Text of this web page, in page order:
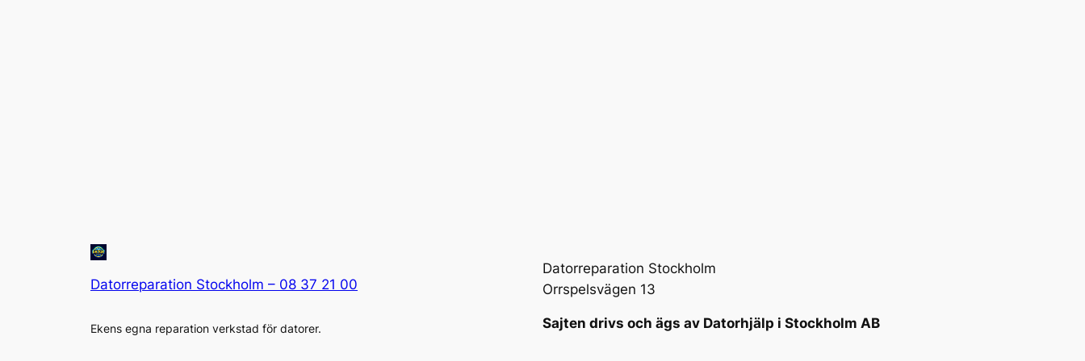
Datorreparation Stockholm – 08 37 21 00
Ekens egna reparation verkstad för datorer.
Datorreparation Stockholm
Orrspelsvägen 13
Sajten drivs och ägs av Datorhjälp i Stockholm AB